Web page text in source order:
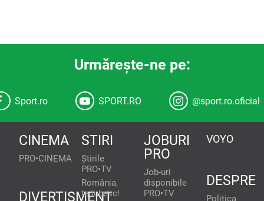
Urmăreşte-ne pe:
Sport.ro SPORT.RO @sport.ro.oficial
CINEMA
PRO•CINEMA
DIVERTISMENT
STIRI
Știrile
PRO•TV
România,
te iubesc!
JOBURI
PRO
Job-uri
disponibile
PRO•TV
VOYO
DESPRE
Politica